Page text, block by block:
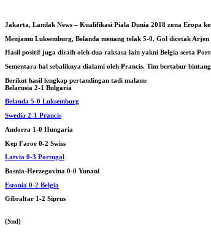
Jakarta, Landak News – Kualifikasi Piala Dunia 2018 zona Eropa
Menjamu Luksemburg, Belanda menang telak 5-0. Gol dicetak
Hasil positif juga diraih oleh dua raksasa lain yakni Belgia serta
Sementara hal sebaliknya dialami oleh Prancis. Tim bertabur
Berikut hasil lengkap pertandingan tadi malam:
Belarusia 2-1 Bulgaria
Belanda 5-0 Luksemburg
Swedia 2-1 Prancis
Andorra 1-0 Hungaria
Kep Faroe 0-2 Swiss
Latvia 0-3 Portugal
Bosnia-Herzegovina 0-0 Yunani
Estonia 0-2 Belgia
Gibraltar 1-2 Siprus
(Snd)